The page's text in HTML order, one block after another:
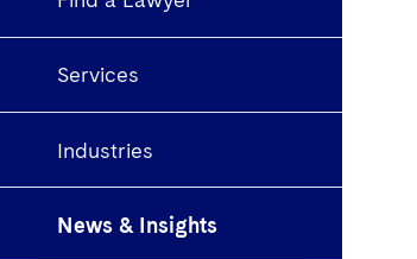
Services
Industries
News & Insights